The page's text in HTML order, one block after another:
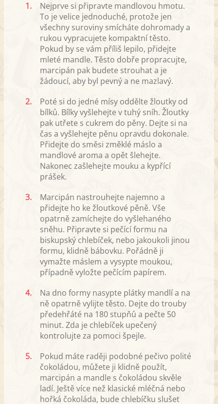
1.
Nejprve si připravte mandlovou hmotu.
To je velice jednoduché, protože jen
všechny suroviny smícháte dohromady a
rukou vypracujete kompaktní těsto.
Pokud by se vám příliš lepilo, přidejte
mleté mandle. Těsto dobře propracujte,
marcipán pak budete strouhat a je
žádoucí, aby byl pevný a ne mazlavý.
2.
Poté si do jedné mísy oddělte žloutky od
bílků. Bílky vyšlehejte v tuhý sníh. Žloutky
pak utřete s cukrem do pěny. Dejte si na
čas a vyšlehejte pěnu opravdu dokonale.
Přidejte do směsi změklé máslo a
mandlové aroma a opět šlehejte.
Nakonec zašlehejte mouku a kypřící
prášek.
3.
Marcipán nastrouhejte najemno a
přidejte ho ke žloutkové pěně. Vše
opatrně zamíchejte do vyšlehaného
sněhu. Připravte si pečící formu na
biskupský chlebíček, nebo jakoukoli jinou
formu, klidně bábovku. Pořádně ji
vymažte máslem a vysypte moukou,
případně vyložte pečícím papírem.
4.
Na dno formy nasypte plátky mandlí a na
ně opatrně vylijte těsto. Dejte do trouby
předehřáté na 180 stupňů a pečte 50
minut. Zda je chlebíček upečený
kontrolujte za pomoci špejle.
5.
Pokud máte raději podobné pečivo polité
čokoládou, můžete ji klidně použít,
marcipán a mandle s čokoládou skvěle
ladí. Ještě více než klasické mléčná nebo
hořká čokoláda, bude chlebíčku slušet